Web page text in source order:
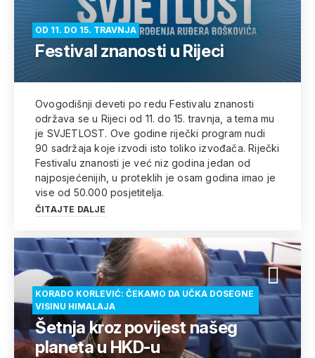
OD 11. DO 15. TRAVNJA
Festival znanosti u Rijeci
Ovogodišnji deveti po redu Festivalu znanosti
održava se u Rijeci od 11. do 15. travnja, a tema mu
je SVJETLOST. Ove godine riječki program nudi
90 sadržaja koje izvodi isto toliko izvođača. Riječki
Festivalu znanosti je već niz godina jedan od
najposjećenijih, u proteklih je osam godina imao je
vise od 50.000 posjetitelja.
ČITAJTE DALJE
KORADO KORLEVIĆ: ČEKAMO DA UČKA DOSEGNE
VISINU HIMALAJA
Šetnja kroz povijest našeg
planeta u HKD-u